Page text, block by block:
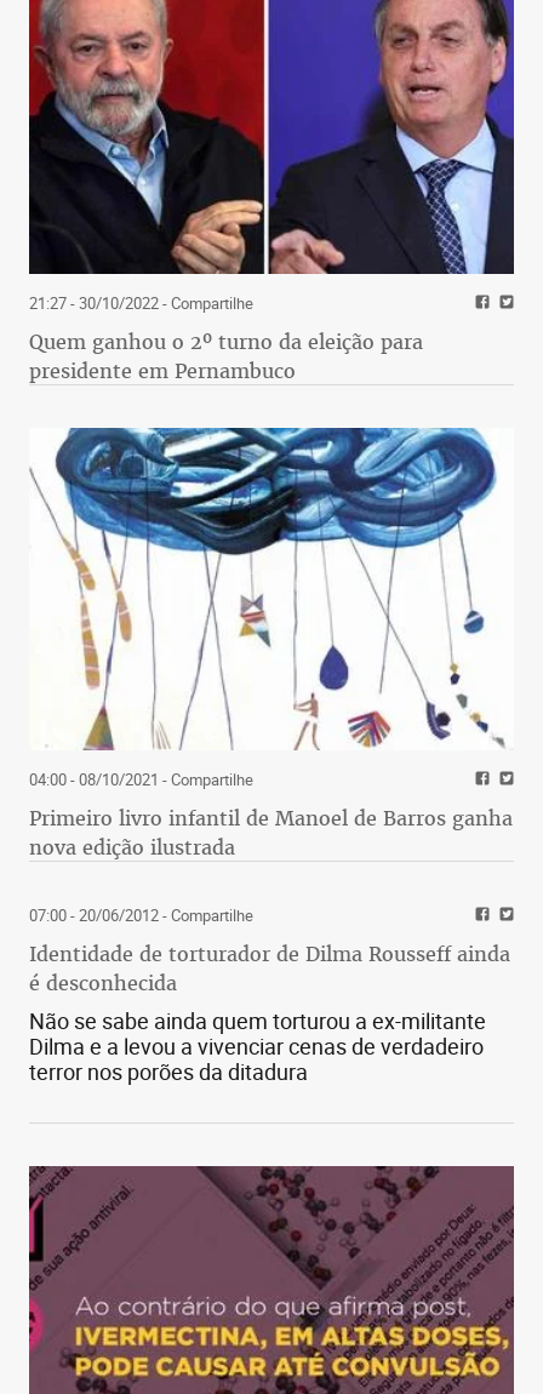
21:27 - 30/10/2022- Compartilhe
Quem ganhou o 2º turno da eleição para
presidente em Pernambuco
04:00 - 08/10/2021 - Compartilhe
Primeiro livro infantil de Manoel de Barros ganha
nova edição ilustrada
07:00 - 20/06/2012- Compartilhe
Identidade de torturador de Dilma Rousseff ainda
é desconhecida
Não se sabe ainda quem torturou a ex-militante
Dilma e a levou a vivenciar cenas de verdadeiro
terror nos porões da ditadura